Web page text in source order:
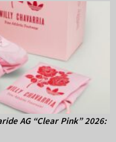
AG “Clear Pink” 2026: